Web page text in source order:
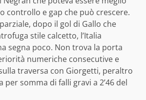
controllo e gap che può crescere.
dopo il gol di Gallo che
stile calcetto, l’Italia
segna poco. Non trova la porta
numeriche consecutive e
traversa con Giorgetti, peraltro
somma di falli gravi a 2’46 del